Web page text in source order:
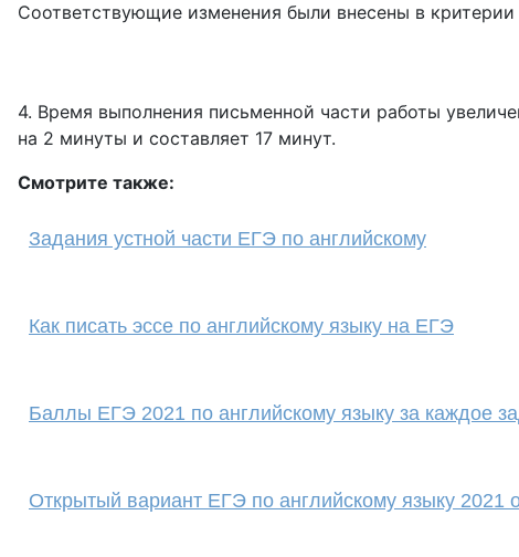
Соответствующие изменения были внесены в
4. Время выполнения письменной части работы
на 2 минуты и составляет 17 минут.
Смотрите также:
Задания устной части ЕГЭ по английскому
Как писать эссе по английскому языку на ЕГЭ
Баллы ЕГЭ 2021 по английскому языку за каждое
Открытый вариант ЕГЭ по английскому языку